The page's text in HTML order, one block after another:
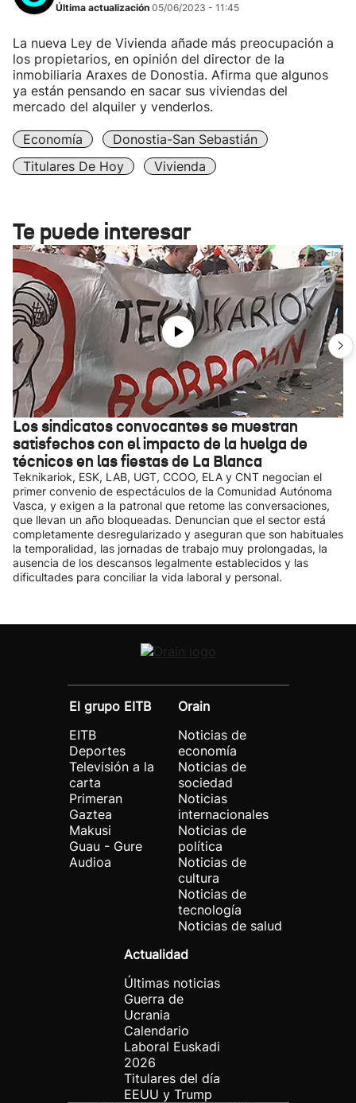
Última actualización 05/06/2023 - 11:45
La nueva Ley de Vivienda añade más preocupación a
los propietarios, en opinión del director de la
inmobiliaria Araxes de Donostia. Afirma que algunos
ya están pensando en sacar sus viviendas del
mercado del alquiler y venderlos.
Economía
Donostia-San Sebastián
Titulares De Hoy
Vivienda
Te puede interesar
Los sindicatos convocantes se muestran
satisfechos con el impacto de la huelga de
técnicos en las fiestas de La Blanca
Teknikariok, ESK, LAB, UGT, CCOO, ELA y CNT negocian el
primer convenio de espectáculos de la Comunidad Autónoma
Vasca, y exigen a la patronal que retome las conversaciones,
que llevan un año bloqueadas. Denuncian que el sector está
completamente desregularizado y aseguran que son habituales
la temporalidad, las jornadas de trabajo muy prolongadas, la
ausencia de los descansos legalmente establecidos y las
dificultades para conciliar la vida laboral y personal.
El grupo EITB
EITB
Deportes
Televisión a la
carta
Primeran
Gaztea
Makusi
Guau - Gure
Audioa
Orain
Noticias de
economía
Noticias de
sociedad
Noticias
internacionales
Noticias de
política
Noticias de
cultura
Noticias de
tecnología
Noticias de salud
Actualidad
Últimas noticias
Guerra de
Ucrania
Calendario
Laboral Euskadi
2026
Titulares del día
EEUU y Trump